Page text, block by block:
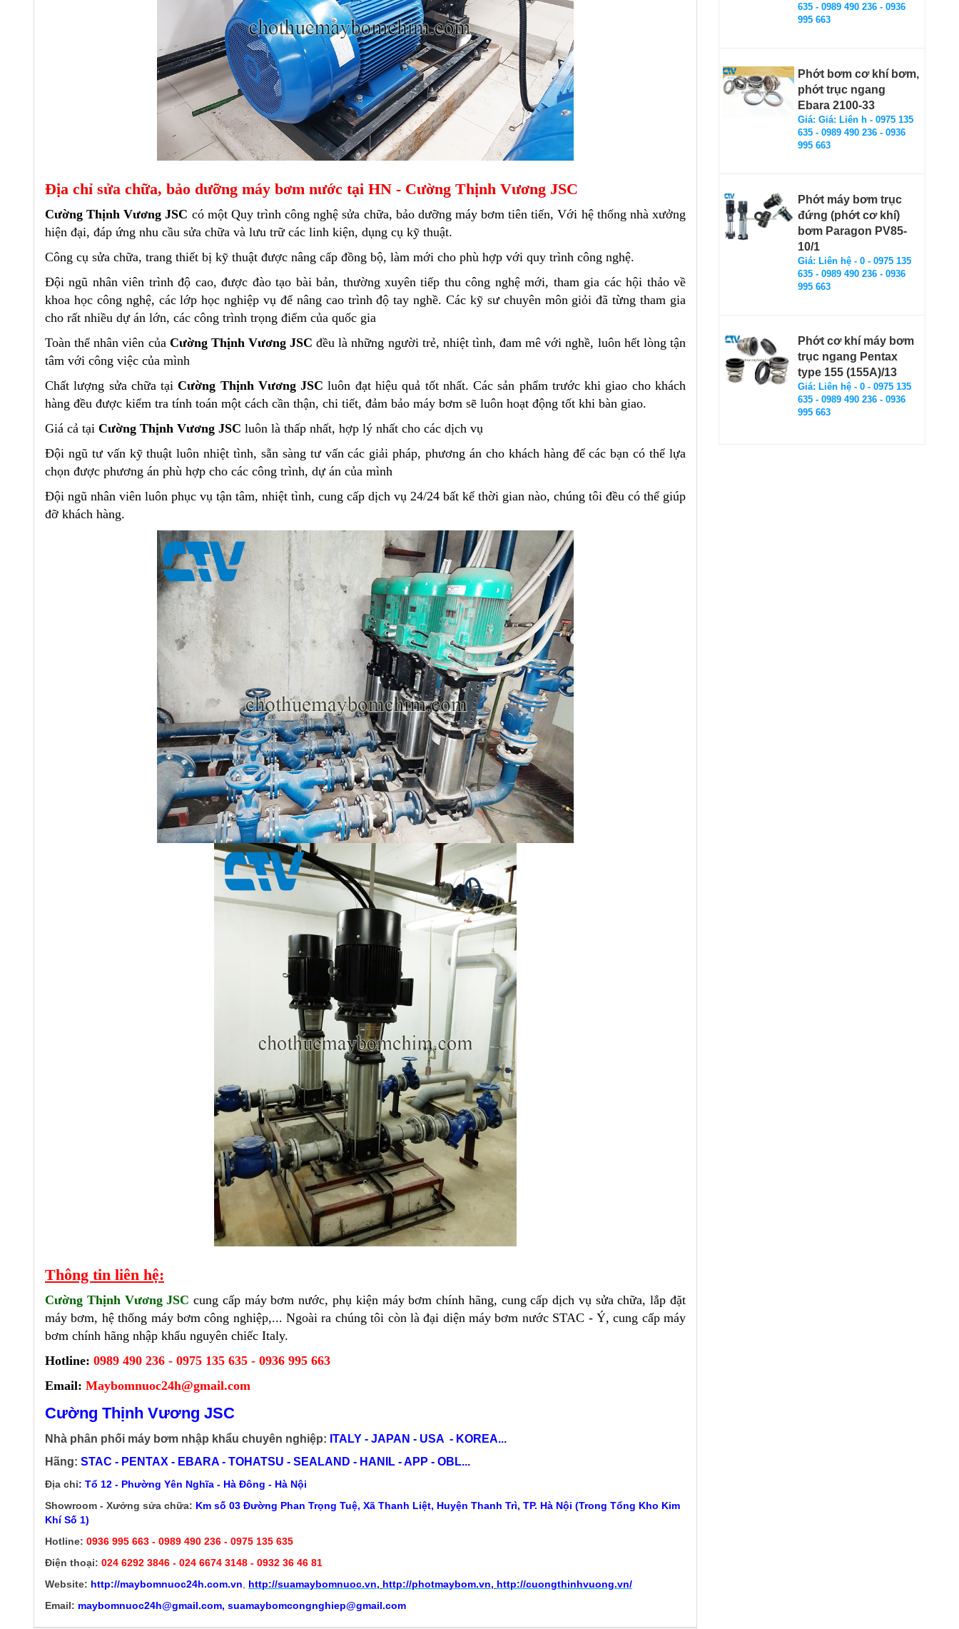
Địa chỉ sửa chữa, bảo dưỡng máy bơm nước tại HN - Cường Thịnh Vương JSC
Cường Thịnh Vương JSC có một Quy trình công nghệ sửa chữa, bảo dưỡng máy bơm tiên tiến, Với hệ thống nhà xưởng
hiện đại, đáp ứng nhu cầu sửa chữa và lưu trữ các linh kiện, dụng cụ kỹ thuật.
Công cụ sửa chữa, trang thiết bị kỹ thuật được nâng cấp đồng bộ, làm mới cho phù hợp với quy trình công nghệ.
Đội ngũ nhân viên trình độ cao, được đào tạo bài bản, thường xuyên tiếp thu công nghệ mới, tham gia các hội thảo về
khoa học công nghệ, các lớp học nghiệp vụ để nâng cao trình độ tay nghề. Các kỹ sư chuyên môn giỏi đã từng tham gia
cho rất nhiều dự án lớn, các công trình trọng điểm của quốc gia
Toàn thể nhân viên của Cường Thịnh Vương JSC đều là những người trẻ, nhiệt tình, đam mê với nghề, luôn hết lòng tận
tâm với công việc của mình
Chất lượng sửa chữa tạiCường Thịnh Vương JSC luôn đạt hiệu quả tốt nhất. Các sản phẩm trước khi giao cho khách
hàng đều được kiểm tra tính toán một cách cần thận, chi tiết, đảm bảo máy bơm sẽ luôn hoạt động tốt khi bàn giao.
Giá cả tại Cường Thịnh Vương JSC luôn là thấp nhất, hợp lý nhất cho các dịch vụ
Đội ngũ tư vấn kỹ thuật luôn nhiệt tình, sẵn sàng tư vấn các giải pháp, phương án cho khách hàng để các bạn có thể lựa
chọn được phương án phù hợp cho các công trình, dự án của mình
Đội ngũ nhân viên luôn phục vụ tận tâm, nhiệt tình, cung cấp dịch vụ 24/24 bất kể thời gian nào, chúng tôi đều có thể giúp
đỡ khách hàng.
Thông tin liên hệ:
Cường Thịnh Vương JSC cung cấp máy bơm nước, phụ kiện máy bơm chính hãng, cung cấp dịch vụ sửa chữa, lắp đặt
máy bơm, hệ thống máy bơm công nghiệp,... Ngoài ra chúng tôi còn là đại diện máy bơm nước STAC - Ý, cung cấp máy
bơm chính hãng nhập khẩu nguyên chiếc Italy.
Hotline: 0989 490 236 - 0975 135 635 - 0936 995 663
Email: Maybomnuoc24h@gmail.com
Cường Thịnh Vương JSC
Nhà phân phối máy bơm nhập khẩu chuyên nghiệp: ITALY - JAPAN - USA - KOREA...
Hãng: STAC - PENTAX - EBARA - TOHATSU - SEALAND - HANIL - APP - OBL...
Địa chỉ: Tổ 12 - Phường Yên Nghĩa - Hà Đông - Hà Nội
Showroom - Xưởng sửa chữa: Km số 03 Đường Phan Trọng Tuệ, Xã Thanh Liệt, Huyện Thanh Trì, TP. Hà Nội (Trong Tổng Kho Kim
Khí Số 1)
Hotline: 0936 995 663 - 0989 490 236 - 0975 135 635
Điện thoại: 024 6292 3846 - 024 6674 3148 - 0932 36 46 81
Website: http://maybomnuoc24h.com.vn http://suamaybomnuoc.vn, http://photmaybom.vn, http://cuongthinhvuong.vn/
Email: maybomnuoc24h@gmail.com, suamaybomcongnghiep@gmail.com
635 - 0989 490 236 - 0936
995 663
Phớt bơm cơ khí bơm,
phớt trục ngang
Ebara 2100-33
Giá: Giá: Liên h - 0975 135
635 - 0989 490 236 - 0936
995 663
Phớt máy bơm trục
đứng (phớt cơ khí)
bơm Paragon PV85-
10/1
Giá: Liên hệ - 0 - 0975 135
635 - 0989 490 236 - 0936
995 663
Phớt cơ khí máy bơm
trục ngang Pentax
type 155 (155A)/13
Giá: Liên hệ - 0 - 0975 135
635 - 0989 490 236 - 0936
995 663